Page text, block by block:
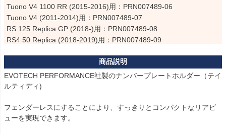
Tuono V4 1100 RR (2015-2016)用：PRN007489-06
Tuono V4 (2011-2014)用：PRN007489-07
RS 125 Replica GP (2018-)用：PRN007489-08
RS4 50 Replica (2018-2019)用：PRN007489-09
RSV4 (2009-2014)用：PRN007489-11
RSV4 Factory (2019-2020)用：PRN007489-12
Tuono V4 1100 Factory (2017-2020)用：PRN007489-13
RSV4 RR (2015-2020)用：PRN007489-15
RSV4 RF (2015-2020)用：PRN007489-16
EVOTECH PERFORMANCE社製のナンバープレートホルダー（テイ
ルティディ)
フェンダーレスにすることにより、すっきりとコンパクトなリアビ
ューを実現できます。